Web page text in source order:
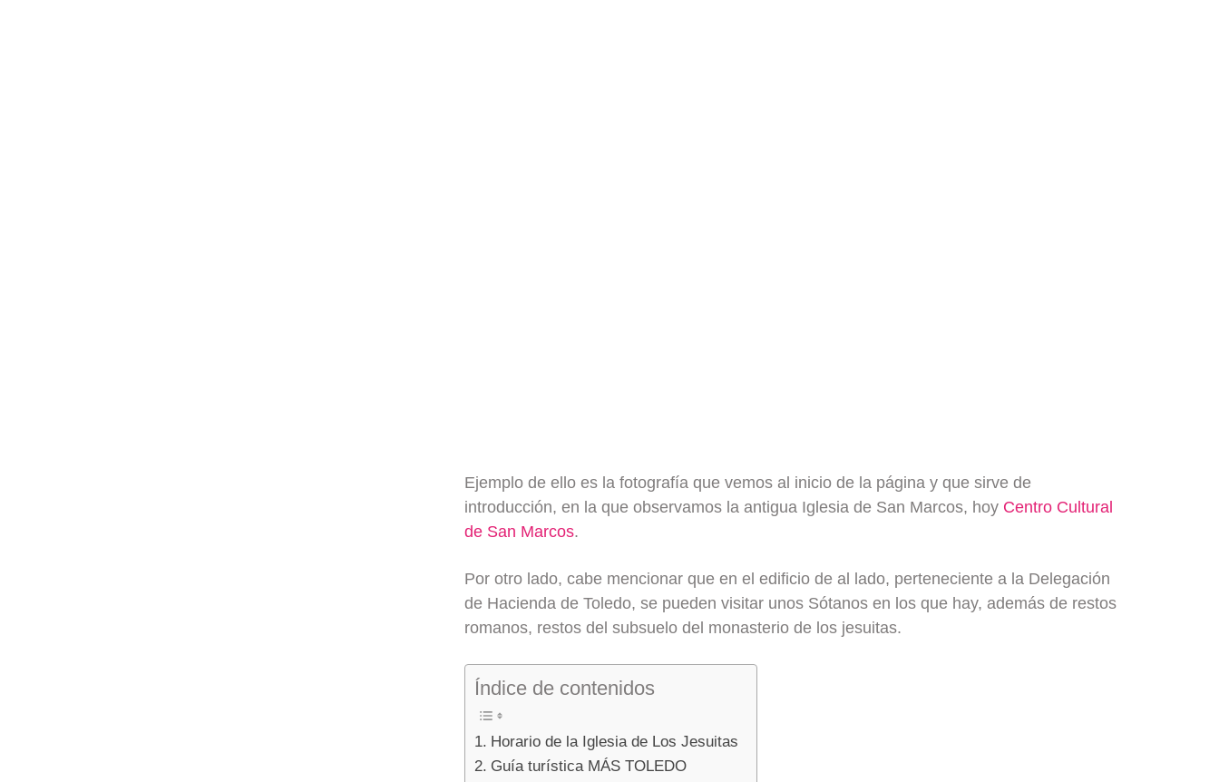
Ejemplo de ello es la fotografía que vemos al inicio de la página y que sirve de
introducción, en la que observamos la antigua Iglesia de San Marcos, hoy Centro Cultural
de San Marcos.
Por otro lado, cabe mencionar que en el edificio de al lado, perteneciente a la Delegación
de Hacienda de Toledo, se pueden visitar unos Sótanos en los que hay, además de restos
romanos, restos del subsuelo del monasterio de los jesuitas.
Índice de contenidos
Horario de la Iglesia de Los Jesuitas
Guía turística MÁS TOLEDO